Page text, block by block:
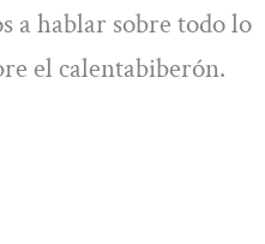
a hablar sobre todo lo
el calentabiberón.